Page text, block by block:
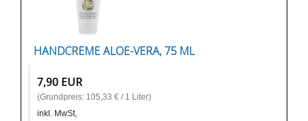
HANDCREME ALOE-VERA, 75 ML
7,90 EUR
(Grundpreis: 105,33 € / 1 Liter)
inkl. MwSt,